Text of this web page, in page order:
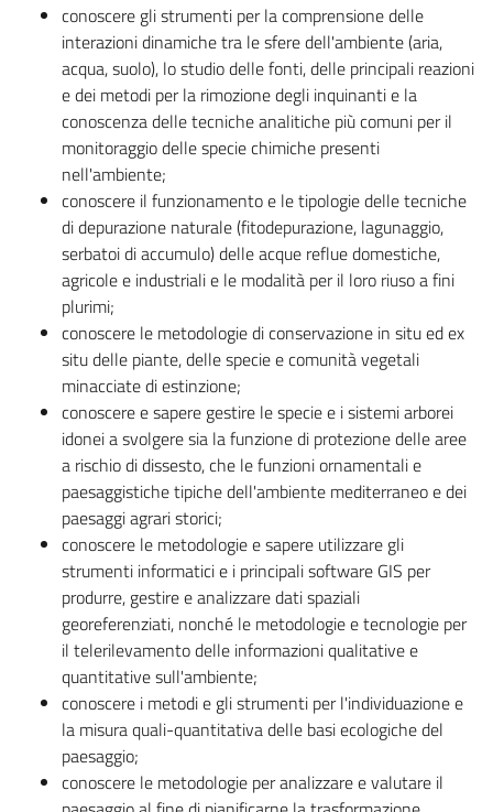
conoscere gli strumenti per la comprensione delle
interazioni dinamiche tra le sfere dell'ambiente (aria,
acqua, suolo), lo studio delle fonti, delle principali reazioni
e dei metodi per la rimozione degli inquinanti e la
conoscenza delle tecniche analitiche più comuni per il
monitoraggio delle specie chimiche presenti
nell'ambiente;
conoscere il funzionamento e le tipologie delle tecniche
di depurazione naturale (fitodepurazione, lagunaggio,
serbatoi di accumulo) delle acque reflue domestiche,
agricole e industriali e le modalità per il loro riuso a fini
plurimi;
conoscere le metodologie di conservazione in situ ed ex
situ delle piante, delle specie e comunità vegetali
minacciate di estinzione;
conoscere e sapere gestire le specie e i sistemi arborei
idonei a svolgere sia la funzione di protezione delle aree
a rischio di dissesto, che le funzioni ornamentali e
paesaggistiche tipiche dell'ambiente mediterraneo e dei
paesaggi agrari storici;
conoscere le metodologie e sapere utilizzare gli
strumenti informatici e i principali software GIS per
produrre, gestire e analizzare dati spaziali
georeferenziati, nonché le metodologie e tecnologie per
il telerilevamento delle informazioni qualitative e
quantitative sull'ambiente;
conoscere i metodi e gli strumenti per l'individuazione e
la misura quali-quantitativa delle basi ecologiche del
paesaggio;
conoscere le metodologie per analizzare e valutare il